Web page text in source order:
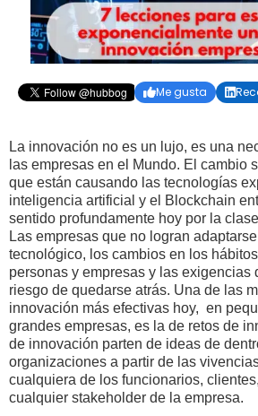
Me gusta 
La innovación no es un lujo, es una
las empresas en el Mundo. El cambio
que están causando las tecnologías
inteligencia artificial y el Blockchain
sentido profundamente hoy por la
Las empresas que no logran
tecnológico, los cambios en los
personas y empresas y las exigencias
riesgo de quedarse atrás. Una de las
innovación más efectivas hoy, en
grandes empresas, es la de retos de
de innovación parten de ideas de
organizaciones a partir de las
cualquiera de los funcionarios,
cualquier stakeholder de la empresa.